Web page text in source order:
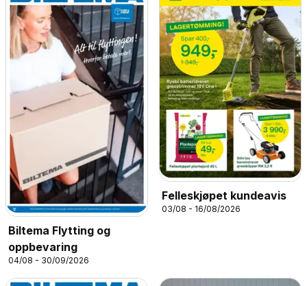
Biltema Flytting og
oppbevaring
04/08 - 30/09/2026
Felleskjøpet kundeavis
03/08 - 16/08/2026